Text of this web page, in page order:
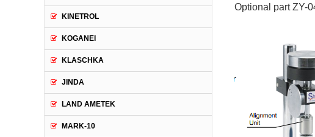
Optional part ZY-
KINETROL
KOGANEI
KLASCHKA
JINDA
LAND AMETEK
MARK-10